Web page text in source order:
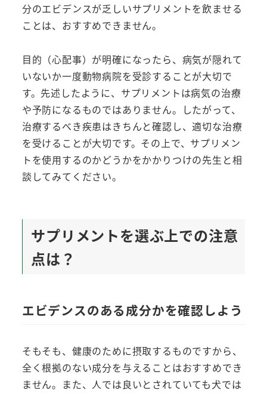
分のエビデンスが乏しいサプリメントを飲ませる
ことは、おすすめできません。
目的（心配事）が明確になったら、病気が隠れて
いないか一度動物病院を受診することが大切で
す。先述したように、サプリメントは病気の治療
や予防になるものではありません。したがって、
治療するべき疾患はきちんと確認し、適切な治療
を受けることが大切です。その上で、サプリメン
トを使用するのかどうかをかかりつけの先生と相
談してみてください。
サプリメントを選ぶ上での注意
点は？
エビデンスのある成分かを確認しよう
そもそも、健康のために摂取するものですから、
全く根拠のない成分を与えることはおすすめでき
ません。また、人では良いとされていても犬では